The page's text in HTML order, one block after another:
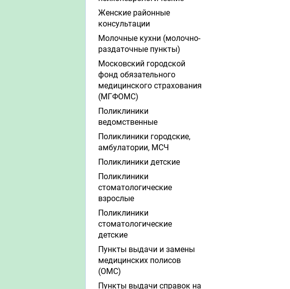
Женские районные
консультации
Молочные кухни (молочно-
раздаточные пункты)
Московский городской
фонд обязательного
медицинского страхования
(МГФОМС)
Поликлиники
ведомственные
Поликлиники городские,
амбулатории, МСЧ
Поликлиники детские
Поликлиники
стоматологические
взрослые
Поликлиники
стоматологические
детские
Пункты выдачи и замены
медицинских полисов
(ОМС)
Пункты выдачи справок на